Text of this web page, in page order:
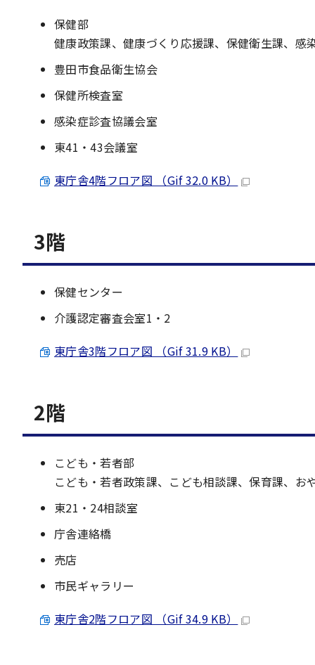
保健部
健康政策課、健康づくり応援課、保健衛生課、感
豊田市食品衛生協会
保健所検査室
感染症診査協議会室
東41・43会議室
東庁舎4階フロア図 （Gif 32.0 KB）
3階
保健センター
介護認定審査会室1・2
東庁舎3階フロア図 （Gif 31.9 KB）
2階
こども・若者部
こども・若者政策課、こども相談課、保育課、お
東21・24相談室
庁舎連絡橋
売店
市民ギャラリー
東庁舎2階フロア図 （Gif 34.9 KB）